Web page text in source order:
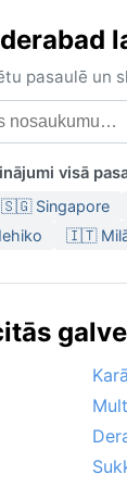
pasaulē un
visā
Singapore
🇮🇹